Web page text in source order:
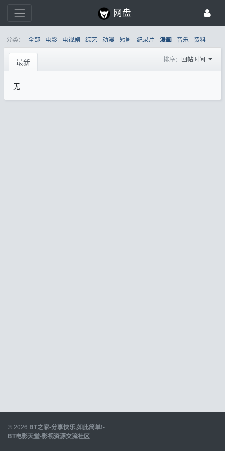
网盘
分类： 全部 电影 电视剧 综艺 动漫 短剧 纪录片 漫画 音乐 资料
最新 排序： 回帖时间
无
© 2026 BT之家-分享快乐,如此简单!-
BT电影天堂-影视资源交流社区